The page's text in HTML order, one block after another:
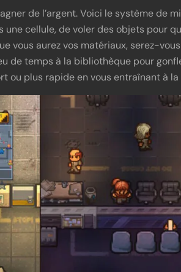
de l’argent. Voici le système de
cellule, de voler des objets pour
vous aurez vos matériaux, serez-
de temps à la bibliothèque pour
ou plus rapide en vous entraînant à